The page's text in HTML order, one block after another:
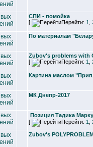
СПИ - помойка
[
Перейти: 1
По материалам
Zubov's problems with
[
Перейти: 1
Картина маслом
МК Днепр-2017
Позиция Тадика
[
Перейти: 1
Zubov's